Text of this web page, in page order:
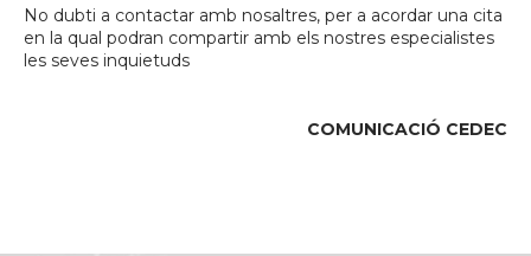
No dubti a contactar amb nosaltres, per a acordar una cita
en la qual podran compartir amb els nostres especialistes
les seves inquietuds
COMUNICACIÓ CEDEC